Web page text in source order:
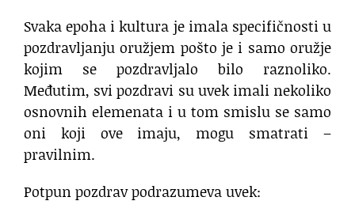
Svaka epoha i kultura je imala specifičnosti u
pozdravljanju oružjem pošto je i samo oružje
kojim se pozdravljalo bilo raznoliko.
Međutim, svi pozdravi su uvek imali nekoliko
osnovnih elemenata i u tom smislu se samo
oni koji ove imaju, mogu smatrati –
pravilnim.
Potpun pozdrav podrazumeva uvek: